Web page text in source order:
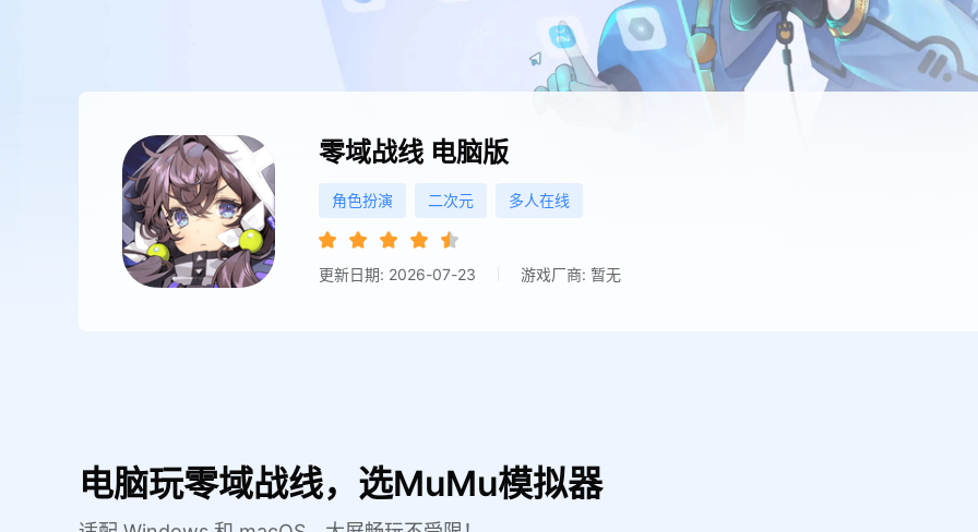
零域战线 电脑版
角色扮演 二次元 多人在线
更新日期: 2026-07-23 游戏厂商: 暂无
电脑玩零域战线，选MuMu模拟器